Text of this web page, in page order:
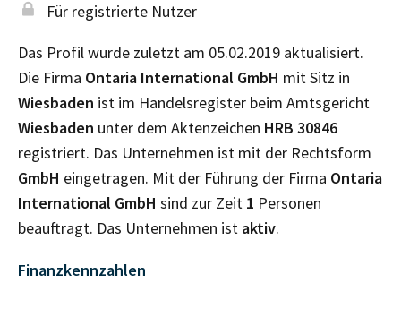
Für registrierte Nutzer
Das Profil wurde zuletzt am 05.02.2019 aktualisiert.
Die Firma Ontaria International GmbH mit Sitz in
Wiesbaden ist im Handelsregister beim Amtsgericht
Wiesbaden unter dem Aktenzeichen HRB 30846
registriert. Das Unternehmen ist mit der Rechtsform
GmbH eingetragen. Mit der Führung der Firma Ontaria
International GmbH sind zur Zeit 1 Personen
beauftragt. Das Unternehmen ist aktiv.
Finanzkennzahlen